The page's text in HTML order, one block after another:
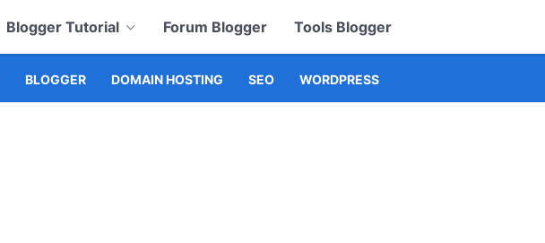
Blogger Tutorial Forum Blogger Tools Blogger
BLOGGER DOMAIN HOSTING SEO WORDPRESS